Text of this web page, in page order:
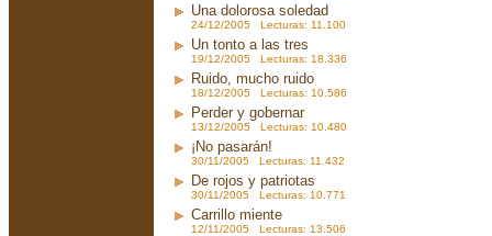
Una dolorosa soledad
24/12/2005 Lecturas: 11.100
Un tonto a las tres
19/12/2005 Lecturas: 18.336
Ruido, mucho ruido
18/12/2005 Lecturas: 10.586
Perder y gobernar
13/12/2005 Lecturas: 10.480
¡No pasarán!
30/11/2005 Lecturas: 11.432
De rojos y patriotas
30/11/2005 Lecturas: 10.771
Carrillo miente
12/11/2005 Lecturas: 13.506